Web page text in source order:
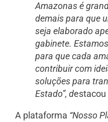
Amazonas é
demais para que
seja elaborado
gabinete.
para que cada
contribuir com
soluções para
Estado”, destacou
A plataforma “Nosso